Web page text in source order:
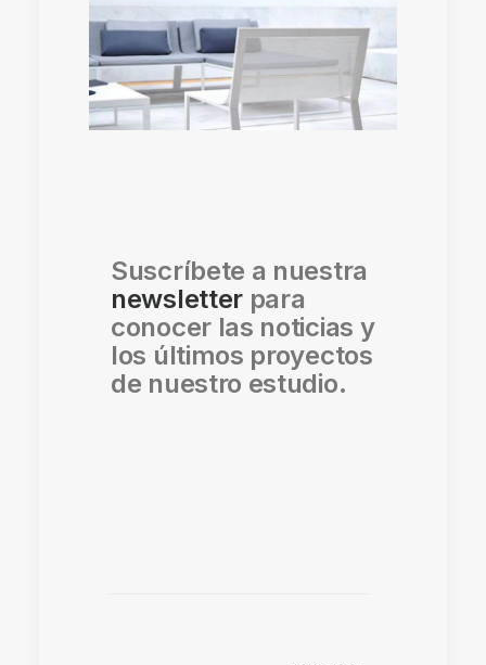
Suscríbete a nuestra
newsletter para
conocer las noticias y
los últimos proyectos
de nuestro estudio.